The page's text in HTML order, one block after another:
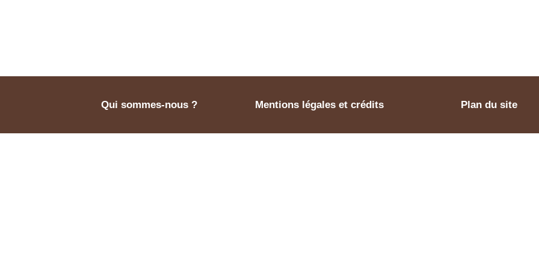
Qui sommes-nous ? Mentions légales et crédits Plan du site